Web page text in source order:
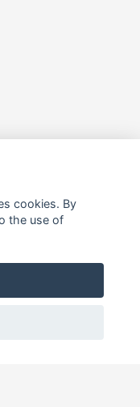
cookies. By
the use of